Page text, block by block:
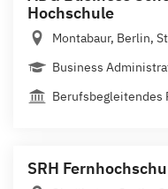
Hochschule
Montabaur, Berlin,
Business
Berufsbegleitendes
SRH